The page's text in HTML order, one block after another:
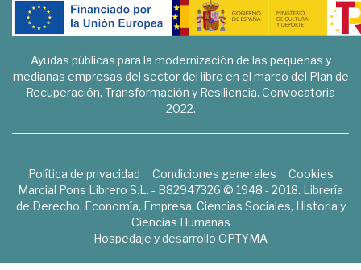
Ayudas públicas para la modernización de las pequeñas y
medianas empresas del sector del libro en el marco del Plan de
Recuperación, Transformación y Resiliencia. Convocatoria
2022.
Política de privacidad Condiciones generales
Cookies
Marcial Pons Librero S.L. - B82947326 © 1948 - 2018. Librería
de Derecho, Economía, Empresa, Ciencias Sociales, Historia y
Ciencias Humanas
Hospedaje y desarrollo OPTYMA